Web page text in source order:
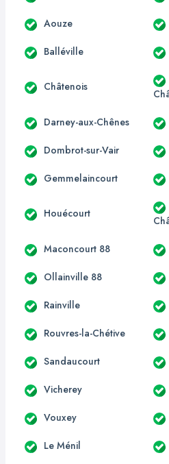
Aouze
Balléville
Châtenois
Darney-aux-Chênes
Dombrot-sur-Vair
Gemmelaincourt
Houécourt
Maconcourt 88
Ollainville 88
Rainville
Rouvres-la-Chétive
Sandaucourt
Vicherey
Vouxey
Le Ménil